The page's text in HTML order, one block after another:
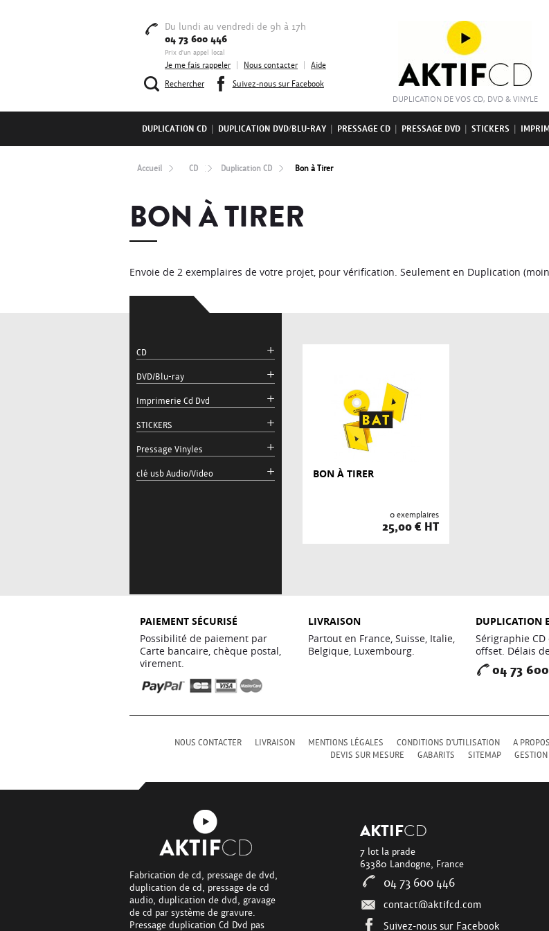
Du lundi au vendredi de 9h à 17h
04 73 600 446
Prix d'un appel local
Je me fais rappeler Nous contacter
Aide
Rechercher
Suivez-nous sur Facebook
DUPLICATION DE VOS CD, DVD & VINYLE
DUPLICATION CD DUPLICATION DVD/BLU-RAY PRESSAGE CD PRESSAGE DVD STICKERS
Accueil CD Duplication CD Bon à Tirer
BON À TIRER
Envoie de 2 exemplaires de votre projet, pour vérification. Seulement en Duplication
CD
DVD/Blu-ray
Imprimerie Cd Dvd
STICKERS
Pressage Vinyles
clé usb Audio/Video
BON À TIRER
0 exemplaires
25,00 € HT
PAIEMENT SÉCURISÉ
Possibilité de paiement par
Carte bancaire, chèque postal,
virement.
LIVRAISON
Partout en France, Suisse, Italie,
Belgique, Luxembourg.
DUPLICATION
Sérigraphie
offset. Délais
04 73
NOUS CONTACTER LIVRAISON MENTIONS LÉGALES CONDITIONS D'UTILISATION A PROPOS
DEVIS SUR MESURE
GABARITS SITEMAP
Fabrication de cd, pressage de dvd,
duplication de cd, pressage de cd
audio, duplication de dvd, gravage
de cd par système de gravure.
Pressage duplication Cd Dvd pas
AKTIFCD
7 lot la prade
63380 Landogne, France
04 73 600 446
contact@aktifcd.com
Suivez-nous sur Facebook